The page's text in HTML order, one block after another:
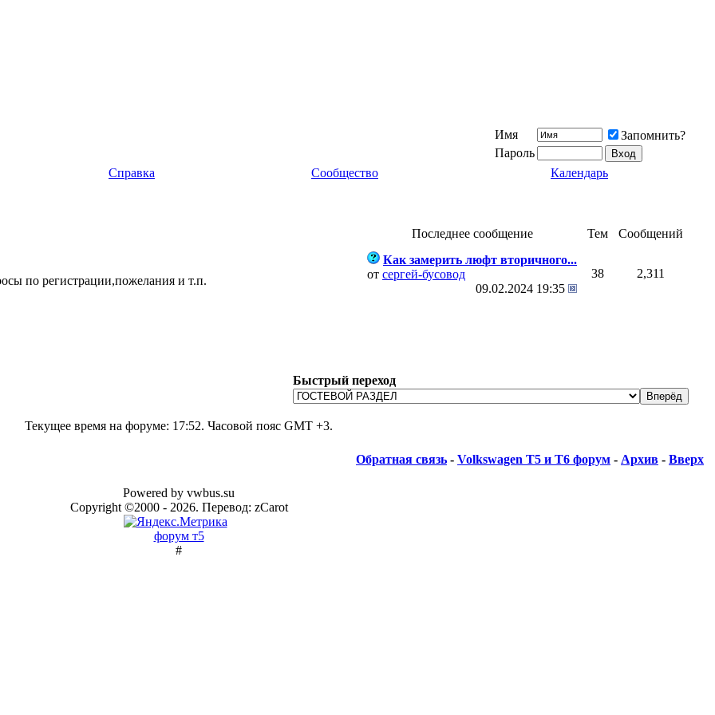
Имя
Запомнить?
Пароль
Справка Сообщество Календарь
Последнее сообщение Тем Сообщений
по регистрации,пожелания и т.п.
Как замерить люфт вторичного...
от сергей-бусовод
09.02.2024 19:35
38 2,311
Быстрый переход
Текущее время на форуме: 17:52. Часовой пояс GMT +3.
Обратная связь - Volkswagen T5 и Т6 форум - Архив - Вверх
Powered by vwbus.su
Copyright ©2000 - 2026. Перевод: zCarot
форум т5
#